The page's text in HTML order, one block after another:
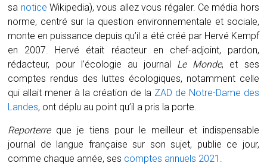
sa notice Wikipedia), vous allez vous régaler. Ce média hors
norme, centré sur la question environnementale et sociale,
monte en puissance depuis qu’il a été créé par Hervé Kempf
en 2007. Hervé était réacteur en chef-adjoint, pardon,
rédacteur, pour l’écologie au journal Le Monde, et ses
comptes rendus des luttes écologiques, notamment celle
qui allait mener à la création de la ZAD de Notre-Dame des
Landes, ont déplu au point qu’il a pris la porte.
Reporterreque je tiens pour le meilleur et indispensable
journal de langue française sur son sujet, publie ce jour,
comme chaque année, ses comptes annuels 2021 .